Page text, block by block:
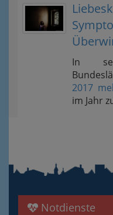
In
2017
im Jahr
Notdienste